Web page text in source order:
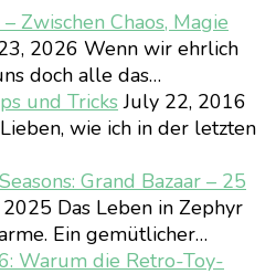
Zwischen Chaos, Magie
2026 Wenn wir ehrlich
doch alle das…
und TricksJuly 22, 2016
wie ich in der letzten
Grand Bazaar – 25
2025 Das Leben in Zephyr
Ein gemütlicher…
Warum die Retro-Toy-